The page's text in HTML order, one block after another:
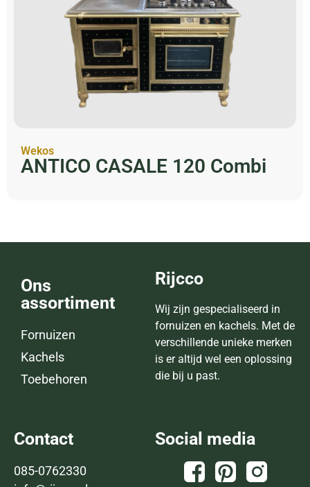
Wekos
ANTICO CASALE 120 Combi
Ons
assortiment
Fornuizen
Kachels
Toebehoren
Rijcco
Wij zijn gespecialiseerd in
fornuizen en kachels. Met de
verschillende unieke merken
is er altijd wel een oplossing
die bij u past.
Contact
085-0762330
Social media